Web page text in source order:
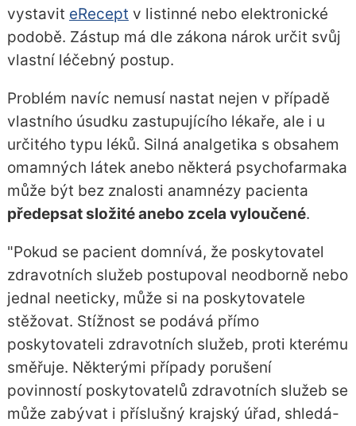
vystavit eRecept v listinné nebo elektronické
podobě. Zástup má dle zákona nárok určit svůj
vlastní léčebný postup.
Problém navíc nemusí nastat nejen v případě
vlastního úsudku zastupujícího lékaře, ale i u
určitého typu léků. Silná analgetika s obsahem
omamných látek anebo některá psychofarmaka
může být bez znalosti anamnézy pacienta
předepsat složité anebo zcela vyloučené.
"Pokud se pacient domnívá, že poskytovatel
zdravotních služeb postupoval neodborně nebo
jednal neeticky, může si na poskytovatele
stěžovat. Stížnost se podává přímo
poskytovateli zdravotních služeb, proti kterému
směřuje. Některými případy porušení
povinností poskytovatelů zdravotních služeb se
může zabývat i příslušný krajský úřad, shledá-